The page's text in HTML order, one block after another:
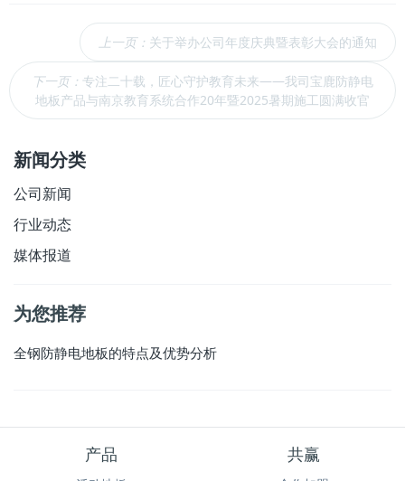
上一页： 关于举办公司年度庆典暨表彰大会的通知
下一页： 专注二十载，匠心守护教育未来——我司宝鹿防静电
地板产品与南京教育系统合作20年暨2025暑期施工圆满收官
新闻分类
公司新闻
行业动态
媒体报道
为您推荐
全钢防静电地板的特点及优势分析
产品 共赢